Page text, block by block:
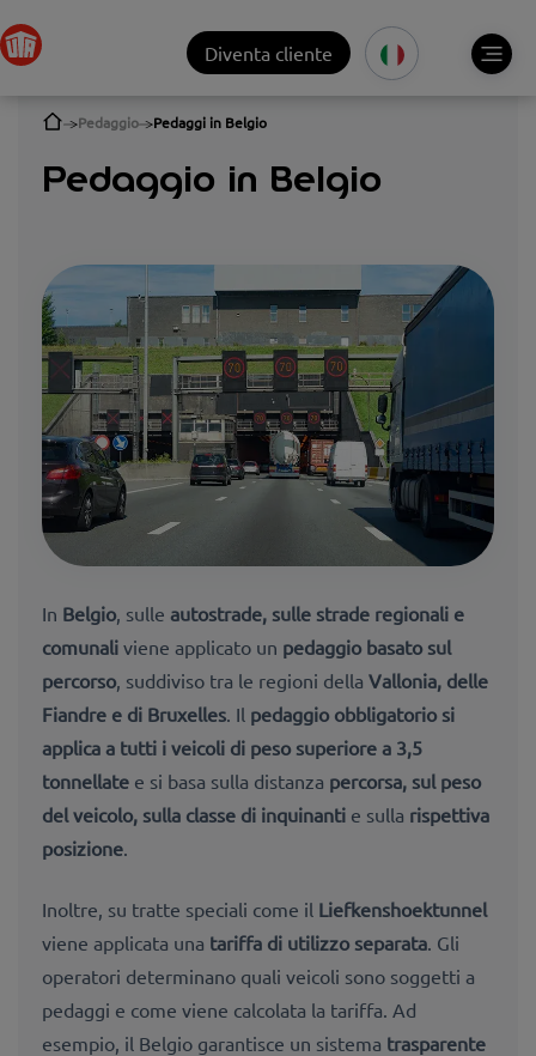
Diventa cliente
Pedaggio Pedaggi in Belgio
Pedaggio in Belgio
In Belgio, sulle autostrade, sulle strade regionali e
comunali viene applicato un pedaggio basato sul
percorso, suddiviso tra le regioni della Vallonia, delle
Fiandre e di Bruxelles. Il pedaggio obbligatorio si
applica a tutti i veicoli di peso superiore a 3,5
tonnellate e si basa sulla distanza percorsa, sul peso
del veicolo, sulla classe di inquinanti e sulla rispettiva
posizione.
Inoltre, su tratte speciali come il Liefkenshoektunnel
viene applicata una tariffa di utilizzo separata . Gli
operatori determinano quali veicoli sono soggetti a
pedaggi e come viene calcolata la tariffa. Ad
esempio, il Belgio garantisce un sistema trasparente